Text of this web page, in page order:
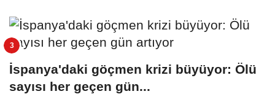
İspanya'daki göçmen krizi büyüyor: Ölü
sayısı her geçen gün...